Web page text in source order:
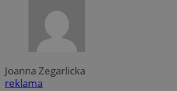
Joanna Zegarlicka
reklama